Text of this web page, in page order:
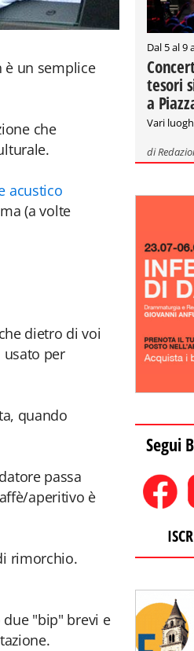
è un semplice
che
acustico
(a volte
dietro di voi
usato per
quando
passa
aperitivo è
rimorchio.
"bip" brevi e
Dal 5 al 9
tesori
a
Vari
di
Segui